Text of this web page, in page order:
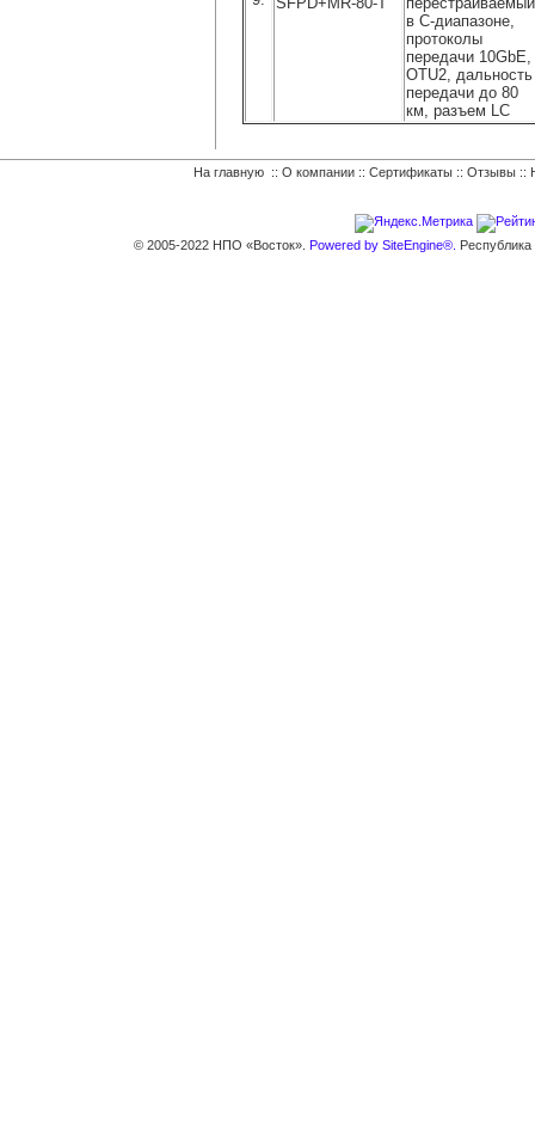
в С-диапазоне,
протоколы
передачи 10GbE,
OTU2, дальность
передачи до 80
км, разъем LC
На главную :: О компании :: Сертификаты :: Отзывы ::
© 2005-2022 НПО «Восток». Powered by SiteEngine®.